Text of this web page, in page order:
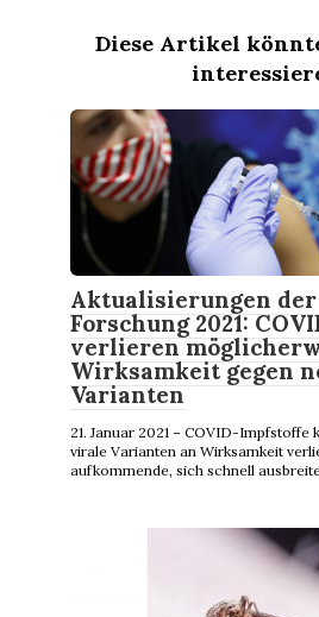
Diese Artikel
Aktualisierungen der
Forschung 2021:
verlieren
Wirksamkeit gegen
Varianten
21. Januar 2021 – COVID-Impfstoffe
virale Varianten an Wirksamkeit
aufkommende, sich schnell